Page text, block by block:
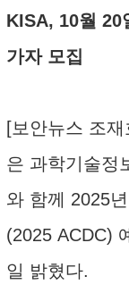
KISA, 10월 20
가자 모집
[보안뉴스 조
은 과학기술정
와 함께 2025
(2025 ACDC)
일 밝혔다.